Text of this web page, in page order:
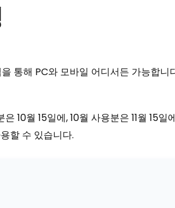
통해 PC와 모바일 어디서든 가능합니
10월 15일에, 10월 사용분은 11월 15
할 수 있습니다.